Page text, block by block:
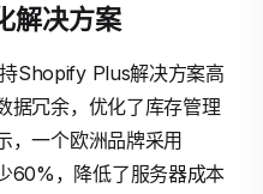
解决方案
Shopify Plus解决方案高
据冗余，优化了库存管理
，一个欧洲品牌采用
60%，降低了服务器成本